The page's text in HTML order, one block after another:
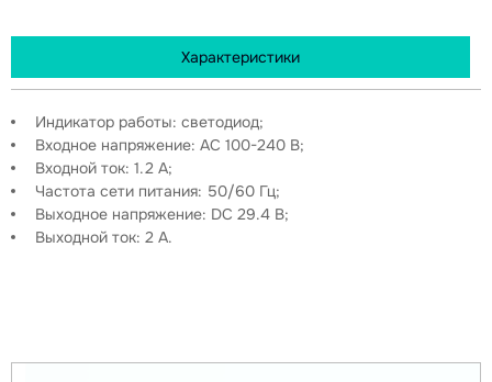
Характеристики
Индикатор работы: светодиод;
Входное напряжение: AC 100-240 В;
Входной ток: 1.2 А;
Частота сети питания: 50/60 Гц;
Выходное напряжение: DC 29.4 В;
Выходной ток: 2 А.